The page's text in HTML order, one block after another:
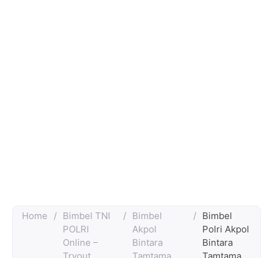
Home / Bimbel TNI
POLRI
Online –
/ Bimbel
Akpol
Bintara
/ Bimbel
Polri Akpol
Bintara